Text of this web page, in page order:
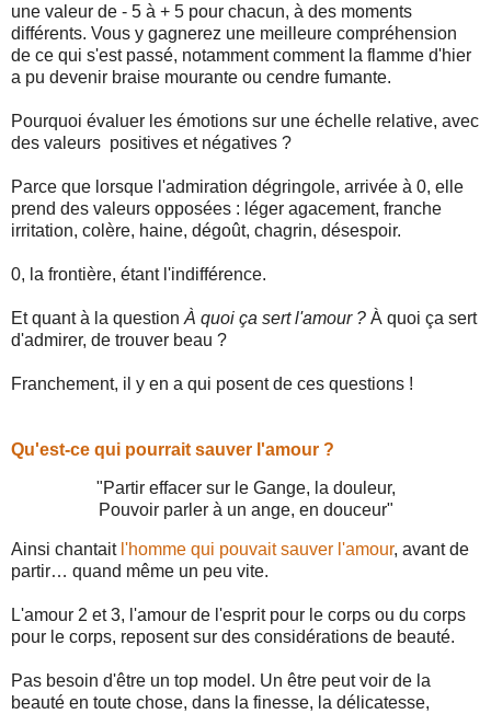
une valeur de - 5 à + 5 pour chacun, à des moments
différents. Vous y gagnerez une meilleure compréhension
de ce qui s'est passé, notamment comment la flamme d'hier
a pu devenir braise mourante ou cendre fumante.
Pourquoi évaluer les émotions sur une échelle relative, avec
des valeurs positives et négatives ?
Parce que lorsque l'admiration dégringole, arrivée à 0, elle
prend des valeurs opposées : léger agacement, franche
irritation, colère, haine, dégoût, chagrin, désespoir.
0, la frontière, étant l'indifférence.
Et quant à la question À quoi ça sert l'amour ? À quoi ça sert
d'admirer, de trouver beau ?
Franchement, il y en a qui posent de ces questions !
Qu'est-ce qui pourrait sauver l'amour ?
"Partir effacer sur le Gange, la douleur,
Pouvoir parler à un ange, en douceur"
Ainsi chantait l'homme qui pouvait sauver l'amour, avant de
partir… quand même un peu vite.
L'amour 2 et 3, l'amour de l'esprit pour le corps ou du corps
pour le corps, reposent sur des considérations de beauté.
Pas besoin d'être un top model. Un être peut voir de la
beauté en toute chose, dans la finesse, la délicatesse,